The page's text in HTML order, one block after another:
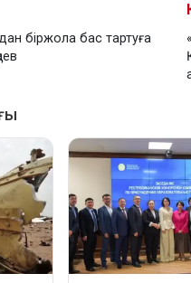
біржола бас тартуға